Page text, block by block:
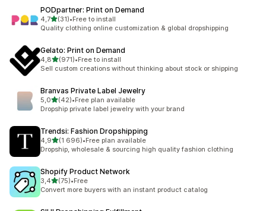
PODpartner: Print on Demand
4,7na 5 gwiazdek
(31)
Łączna liczba recenzji: 31
•Free to install
Quality clothing online customization & global dropshipping
Gelato: Print on Demand
4,8na 5 gwiazdek
(971)
Łączna liczba recenzji: 971
•Free to install
Sell custom creations without thinking about stock or shipping
Branvas Private Label Jewelry
5,0na 5 gwiazdek
(42)
Łączna liczba recenzji: 42
•Free plan available
Dropship private label jewelry with your brand
Trendsi: Fashion Dropshipping
4,9na 5 gwiazdek
(1 696)
Łączna liczba recenzji: 1696
•Free plan available
Dropship, wholesale & sourcing high quality fashion clothing
Shopify Product Network
3,4na 5 gwiazdek
(75)
Łączna liczba recenzji: 75
•Free
Convert more buyers with an instant product catalog